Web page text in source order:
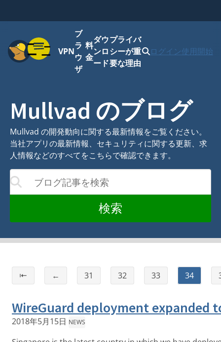
ニュー
VPN
ブ
ラ
ウ
ザ
料
金
ダウ
ンロ
ード
プライバ
シーが重
要な理由
ログイン使用開始
Mullvad のブログ
Mullvad の開発動向に関する最新情報をご覧ください。
当社アプリの最新情報、セキュリティに関する更新、求
人情報などのすべてをこちらで確認できます。
ブログ記事を検索
果が更新されます
検索
⇤ ← 31 32 33 34
WireGuard deployment expanded
2018年5月15日 NEWS